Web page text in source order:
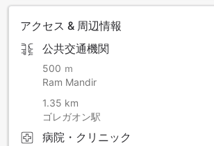
アクセス & 周辺情報
公共交通機関
500 ｍ
Ram Mandir
1.35 km
ゴレガオン駅
病院・クリニック